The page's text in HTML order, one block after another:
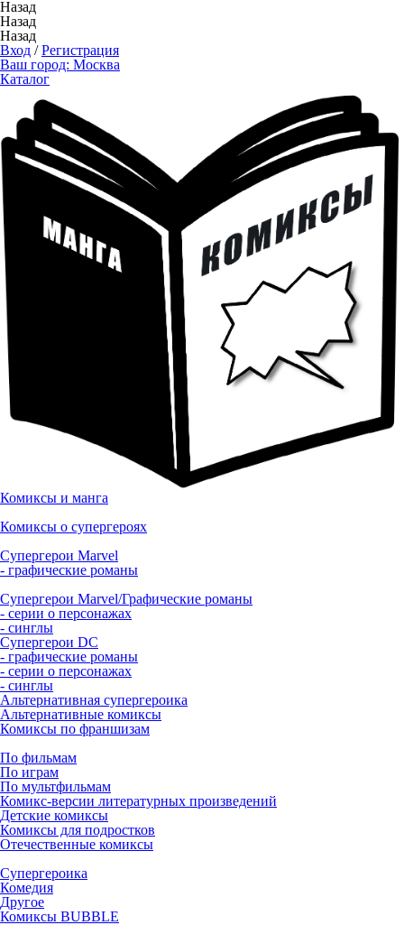
Назад
Назад
Назад
Вход /Регистрация
Ваш город: Москва
Каталог
Комиксы и манга
Комиксы о супергероях
Супергерои Marvel
- графические романы
Супергерои Marvel/Графические романы
- серии о персонажах
- синглы
Супергерои DC
- графические романы
- серии о персонажах
- синглы
Альтернативная супергероика
Альтернативные комиксы
Комиксы по франшизам
По фильмам
По играм
По мультфильмам
Комикс-версии литературных произведений
Детские комиксы
Комиксы для подростков
Отечественные комиксы
Супергероика
Комедия
Другое
Комиксы BUBBLE